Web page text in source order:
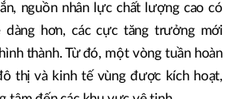
nguồn nhân lực chất lượng cao có
dàng hơn, các cực tăng trưởng mới
thành. Từ đó, một vòng tuần hoàn
thị và kinh tế vùng được kích hoạt,